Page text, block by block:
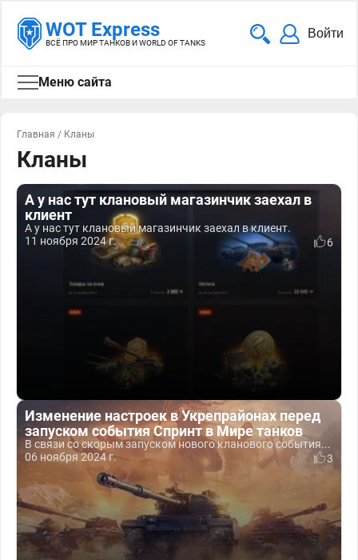
WOT Express
ВСЁ ПРО МИР ТАНКОВ И WORLD OF TANKS
Войти
Меню сайта
Главная / Кланы
Кланы
А у нас тут клановый магазинчик заехал в
клиент
А у нас тут клановый магазинчик заехал в клиент.
11 ноября 2024 г.
6
Изменение настроек в Укрепрайонах перед
запуском события Спринт в Мире танков
В связи со скорым запуском нового кланового события...
06 ноября 2024 г.
3